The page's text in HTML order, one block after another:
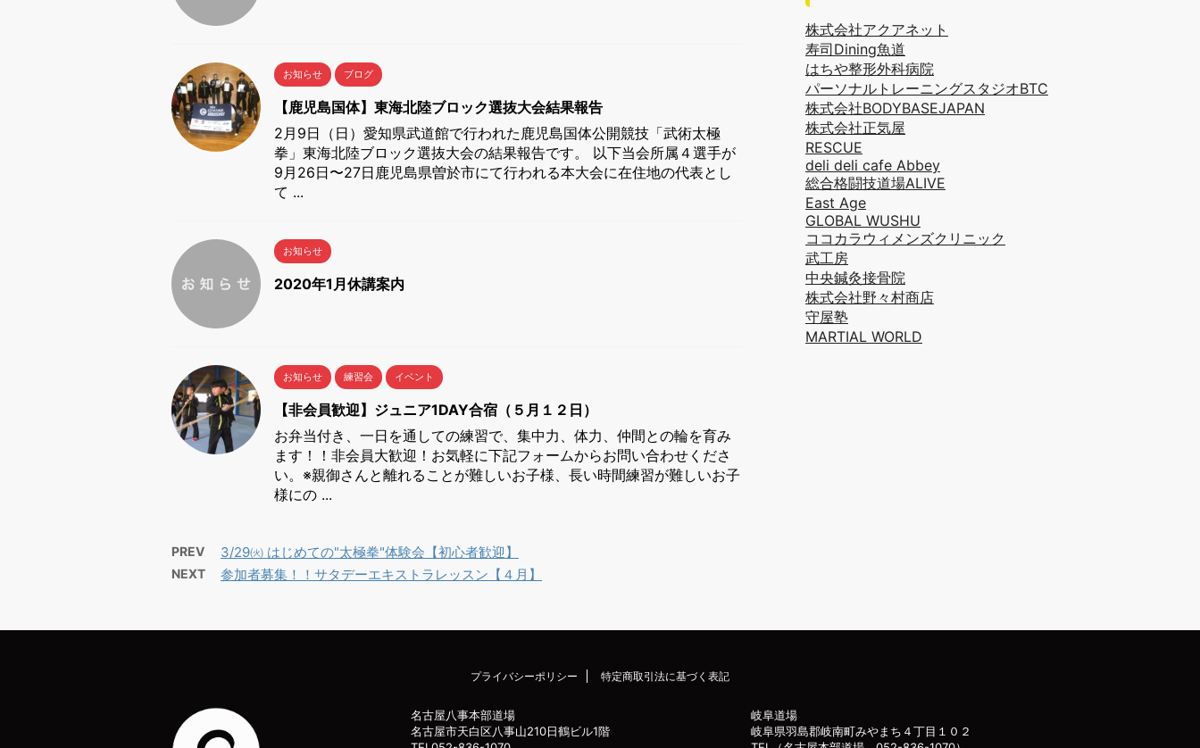
お知らせ ブログ
【鹿児島国体】東海北陸ブロック選抜大会結果報告
2月9日（日）愛知県武道館で行われた鹿児島国体公開競技「武術太極
拳」東海北陸ブロック選抜大会の結果報告です。 以下当会所属４選手が
9月26日〜27日鹿児島県曽於市にて行われる本大会に在住地の代表とし
て ...
お知らせ
2020年1月休講案内
お知らせ 練習会 イベント
【非会員歓迎】ジュニア1DAY合宿（５月１２日）
お弁当付き、一日を通しての練習で、集中力、体力、仲間との輪を育み
ます！！非会員大歓迎！お気軽に下記フォームからお問い合わせくださ
い。※親御さんと離れることが難しいお子様、長い時間練習が難しいお子
様にの ...
PREV 3/29㈫ はじめての"太極拳"体験会【初心者歓迎】
NEXT 参加者募集！！サタデーエキストラレッスン【４月】
株式会社アクアネット
寿司Dining魚道
はちや整形外科病院
パーソナルトレーニングスタジオBTC
株式会社BODYBASEJAPAN
株式会社正気屋
RESCUE
deli deli cafe Abbey
総合格闘技道場ALIVE
East Age
GLOBAL WUSHU
ココカラウィメンズクリニック
武工房
中央鍼灸接骨院
株式会社野々村商店
守屋塾
MARTIAL WORLD
プライバシーポリシー 特定商取引法に基づく表記
名古屋八事本部道場
名古屋市天白区八事山210日鶴ビル1階
岐阜道場
岐阜県羽島郡岐南町みやまち４丁目１０２